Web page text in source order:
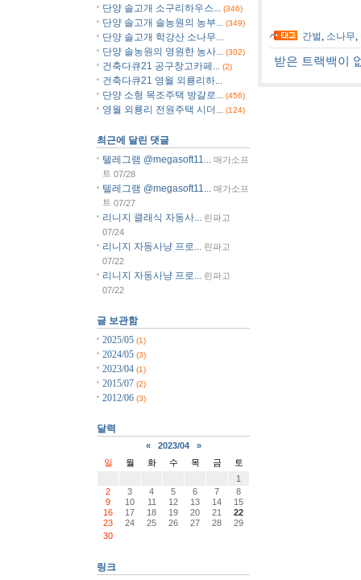
간벌 , 소나무,
받은 트랙백이
단양 솔고개 소구리하우스... (346)
단양 솔고개 솔농원의 농부... (349)
단양 솔고개 학강산 소나무...
단양 솔농원의 영원한 농사...
(302)
건축다큐21 공구창고카페... (2)
건축다큐21 영월 외룡리하...
단양 소형 목조주택 방갈로...
(456)
영월 외룡리 전원주택 시더... (124)
최근에 달린 댓글
텔레그램 @megasoft11...
매가소프
트 07/28
텔레그램 @megasoft11... 매가소프
트 07/27
리니지 클래식 자동사...
린파고
07/24
리니지 자동사냥 프로...
린파고
07/22
리니지 자동사냥 프로...
린파고
07/22
글 보관함
2025/05 (1)
2024/05 (3)
2023/04 (1)
2015/07 (2)
2012/06 (3)
달력
« 2023/04
»
일
월 화 수 목 금
토
1
2
3 4 5 6 7
8
9
10 11 12 13 14
15
16
17 18 19 20 21
22
23
24 25 26 27 28
29
30
링크